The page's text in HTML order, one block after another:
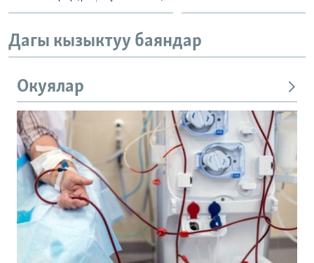
Дагы кызыктуу баяндар
Окуялар